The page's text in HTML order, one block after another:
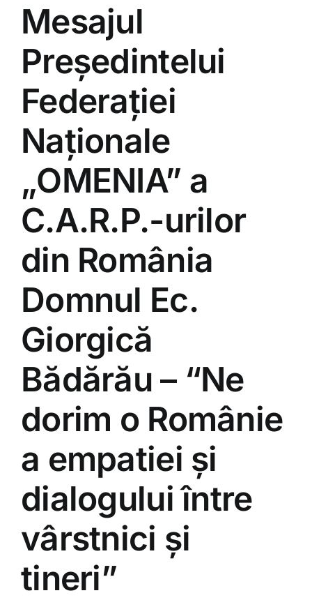
Mesajul
Președintelui
Federației
Naționale
„OMENIA” a
C.A.R.P.-urilor
din România
Domnul Ec.
Giorgică
Bădărău – “Ne
dorim o Românie
a empatiei și
dialogului între
vârstnici și
tineri”